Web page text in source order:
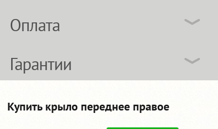
Оплата
Гарантии
Купить крыло переднее правое